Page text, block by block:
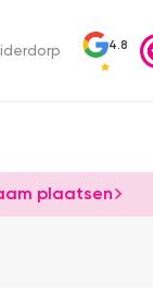
4.8
plaatsen